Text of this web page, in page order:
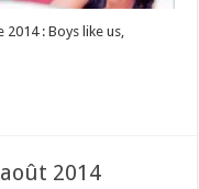
: Boys like us,
2014